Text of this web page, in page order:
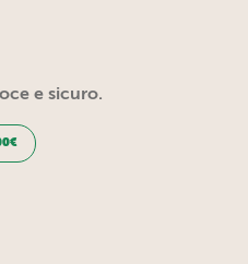
e sicuro.